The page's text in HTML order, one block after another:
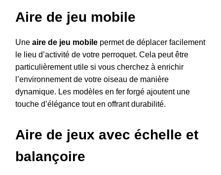
Aire de jeu mobile
Une aire de jeu mobile permet de déplacer facilement
le lieu d’activité de votre perroquet. Cela peut être
particulièrement utile si vous cherchez à enrichir
l’environnement de votre oiseau de manière
dynamique. Les modèles en fer forgé ajoutent une
touche d’élégance tout en offrant durabilité.
Aire de jeux avec échelle et
balançoire